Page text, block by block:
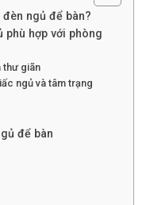
ngủ để bàn?
phù hợp với phòng
thư giãn
ngủ và tâm trạng
để bàn